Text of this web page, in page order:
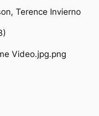
Terence Invierno